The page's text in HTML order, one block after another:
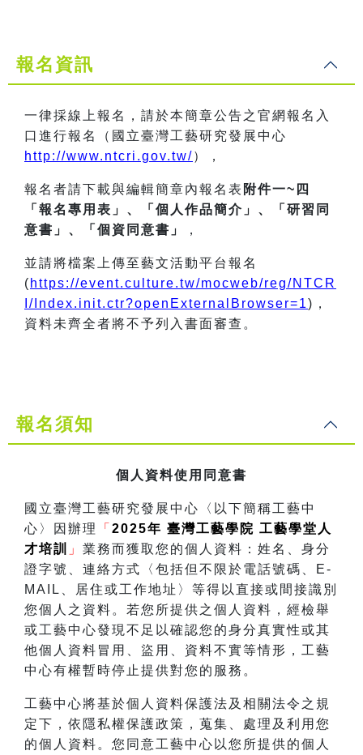
報名資訊
一律採線上報名，請於本簡章公告之官網報名入
口進行報名（國立臺灣工藝研究發展中心
http://www.ntcri.gov.tw/），
報名者請下載與編輯簡章內報名表 附件一~四
「報名專用表」、「個人作品簡介」、「研習同
意書」、「個資同意書」
，
並請將檔案上傳至藝文活動平台報名
( https://event.culture.tw/mocweb/reg/NTCR
I/Index.init.ctr?openExternalBrowser=1) ，
資料未齊全者將不予列入書面審查。
報名須知
個人資料使用同意書
國立臺灣工藝研究發展中心〈以下簡稱工藝中
心〉因辦理
「 2025年 臺灣工藝學院 工藝學堂人
才培訓
」 業務而獲取您的個人資料：姓名、身分
證字號、連絡方式〈包括但不限於電話號碼、E-
MAIL、居住或工作地址〉等得以直接或間接識別
您個人之資料。若您所提供之個人資料，經檢舉
或工藝中心發現不足以確認您的身分真實性或其
他個人資料冒用、盜用、資料不實等情形，工藝
中心有權暫時停止提供對您的服務。
工藝中心將基於個人資料保護法及相關法令之規
定下，依隱私權保護政策，蒐集、處理及利用您
的個人資料。您同意工藝中心以您所提供的個人